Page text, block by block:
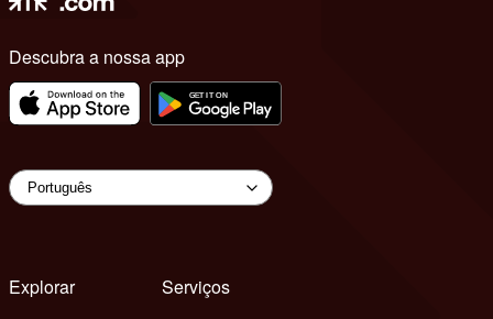
Descubra a nossa app
Explorar
Serviços